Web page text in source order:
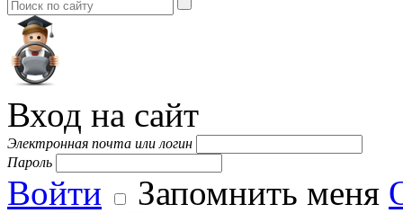
Вход на сайт
Электронная почта или логин
Пароль
Войти Запомнить меня